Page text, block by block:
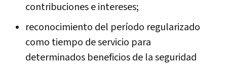
contribuciones e intereses;
reconocimiento del período regularizado
como tiempo de servicio para
determinados beneficios de la seguridad